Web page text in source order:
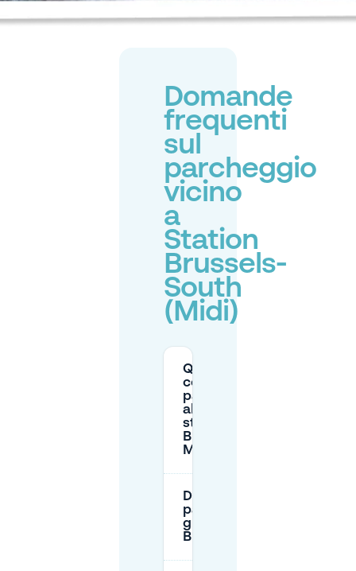
Domande
frequenti
sul
parcheggio
vicino
a
Station
Brussels-
South
(Midi)
Quanto
costa il
parcheggio
alla
stazione di
Bruxelles-
Midi?
Dove si può
parcheggiare
gratis a
Bruxelles?